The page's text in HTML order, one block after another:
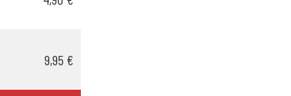
9,95 €